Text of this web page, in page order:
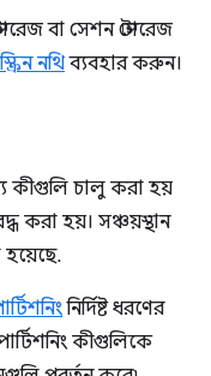
বা সেশন স্টোরেজ
নথিব্যবহার করুন।
কীগুলি চালু করা হয়
করা হয়। সঞ্চয়স্থান
হয়েছে.
নির্দিষ্ট ধরণের
কীগুলিকে